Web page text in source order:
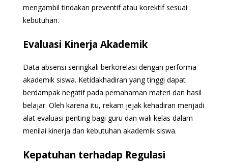
mengambil tindakan preventif atau korektif sesuai
kebutuhan.
Evaluasi Kinerja Akademik
Data absensi seringkali berkorelasi dengan performa
akademik siswa. Ketidakhadiran yang tinggi dapat
berdampak negatif pada pemahaman materi dan hasil
belajar. Oleh karena itu, rekam jejak kehadiran menjadi
alat evaluasi penting bagi guru dan wali kelas dalam
menilai kinerja dan kebutuhan akademik siswa.
Kepatuhan terhadap Regulasi